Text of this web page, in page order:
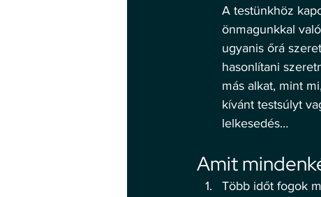
A testünkhöz
önmagunkkal
ugyanis őrá
hasonlítani
más alkat, mint
kívánt testsúlyt
lelkesedés…
Amit
Több időt fogok